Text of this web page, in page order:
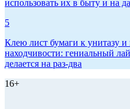
использовать их в быту и на
5
Клею лист бумаги к унитазу и
находчивости: гениальный
делается на раз-два
16+